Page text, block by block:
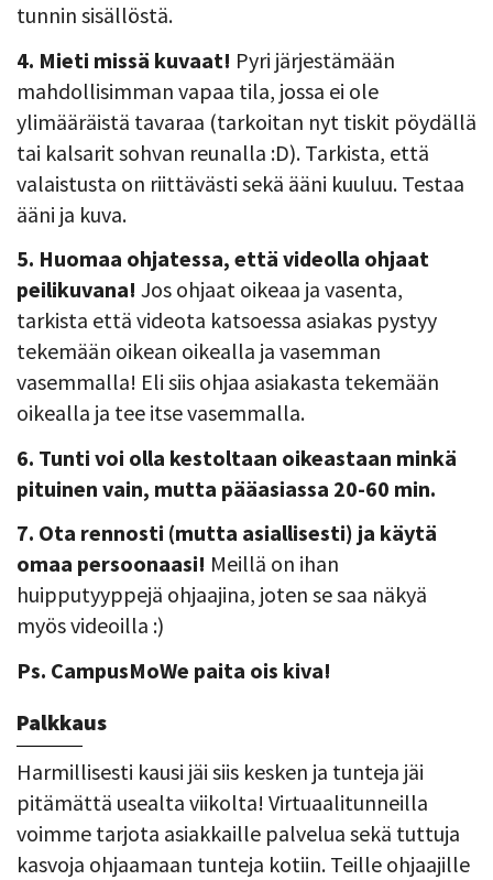
tunnin sisällöstä.
4. Mieti missä kuvaat! Pyri järjestämään
mahdollisimman vapaa tila, jossa ei ole
ylimääräistä tavaraa (tarkoitan nyt tiskit pöydällä
tai kalsarit sohvan reunalla :D). Tarkista, että
valaistusta on riittävästi sekä ääni kuuluu. Testaa
ääni ja kuva.
5. Huomaa ohjatessa, että videolla ohjaat
peilikuvana! Jos ohjaat oikeaa ja vasenta,
tarkista että videota katsoessa asiakas pystyy
tekemään oikean oikealla ja vasemman
vasemmalla! Eli siis ohjaa asiakasta tekemään
oikealla ja tee itse vasemmalla.
6. Tunti voi olla kestoltaan oikeastaan minkä
pituinen vain, mutta pääasiassa 20-60 min.
7. Ota rennosti (mutta asiallisesti) ja käytä
omaa persoonaasi! Meillä on ihan
huipputyyppejä ohjaajina, joten se saa näkyä
myös videoilla :)
Ps. CampusMoWe paita ois kiva!
Palkkaus
Harmillisesti kausi jäi siis kesken ja tunteja jäi
pitämättä usealta viikolta! Virtuaalitunneilla
voimme tarjota asiakkaille palvelua sekä tuttuja
kasvoja ohjaamaan tunteja kotiin. Teille ohjaajille